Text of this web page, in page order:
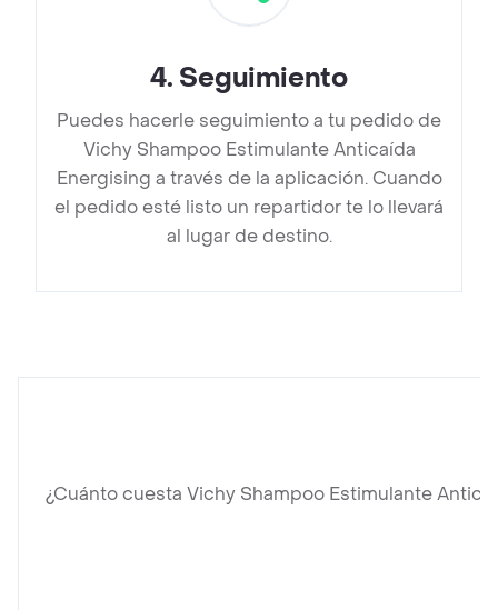
4. Seguimiento
Puedes hacerle seguimiento a tu pedido de
Vichy Shampoo Estimulante Anticaída
Energising a través de la aplicación. Cuando
el pedido esté listo un repartidor te lo llevará
al lugar de destino.
¿Cuánto cuesta Vichy Shampoo Estimulante